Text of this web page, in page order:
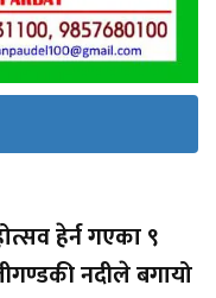
हेर्न गएका ९
नदीले बगायो